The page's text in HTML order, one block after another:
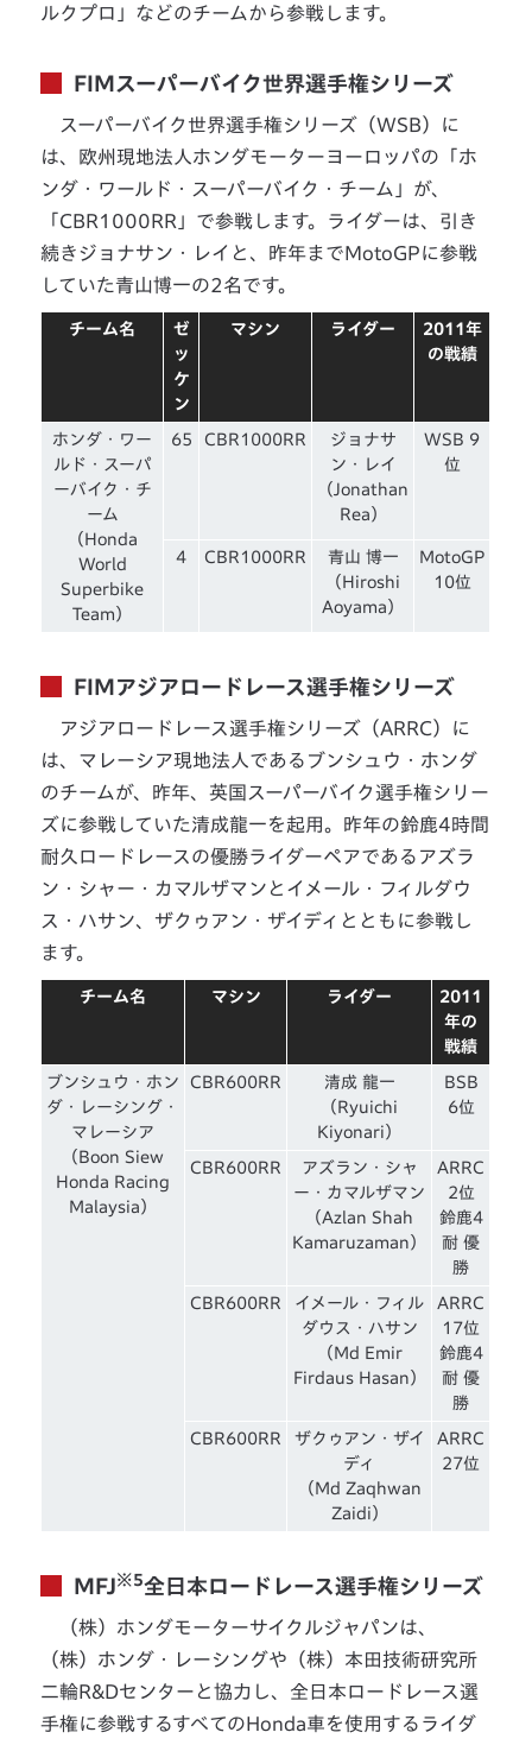
ルクプロ」などのチームから参戦します。
FIMスーパーバイク世界選手権シリーズ
スーパーバイク世界選手権シリーズ（WSB）に
は、欧州現地法人ホンダモーターヨーロッパの「ホ
ンダ・ワールド・スーパーバイク・チーム」が、
「CBR1000RR」で参戦します。ライダーは、引き
続きジョナサン・レイと、昨年までMotoGPに参戦
していた青山博一の2名です。
チーム名
ゼ
ッ
ケ
ン
マシン ライダー
2011年
の戦績
ホンダ・ワー
ルド・スーパ
ーバイク・チ
ーム
（Honda
World
Superbike
Team）
65 CBR1000RR
ジョナサ
ン・レイ
（Jonathan
Rea）
WSB 9
位
4 CBR1000RR
青山 博一
（Hiroshi
Aoyama）
MotoGP
10位
FIMアジアロードレース選手権シリーズ
アジアロードレース選手権シリーズ（ARRC）に
は、マレーシア現地法人であるブンシュウ・ホンダ
のチームが、昨年、英国スーパーバイク選手権シリー
ズに参戦していた清成龍一を起用。昨年の鈴鹿4時間
耐久ロードレースの優勝ライダーペアであるアズラ
ン・シャー・カマルザマンとイメール・フィルダウ
ス・ハサン、ザクゥアン・ザイディとともに参戦し
ます。
チーム名 マシン ライダー
2011
年の
戦績
ブンシュウ・ホン
ダ・レーシング・
マレーシア
（Boon Siew
Honda Racing
Malaysia）
CBR600RR
清成 龍一
（Ryuichi
Kiyonari）
BSB
6位
CBR600RR
アズラン・シャ
ー・カマルザマン
（Azlan Shah
Kamaruzaman）
ARRC
2位
鈴鹿4
耐 優
勝
CBR600RR
イメール・フィル
ダウス・ハサン
（Md Emir
Firdaus Hasan）
ARRC
17位
鈴鹿4
耐 優
勝
CBR600RR
ザクゥアン・ザイ
ディ
（Md Zaqhwan
Zaidi）
ARRC
27位
MFJ※5全日本ロードレース選手権シリーズ
（株）ホンダモーターサイクルジャパンは、
（株）ホンダ・レーシングや（株）本田技術研究所
二輪R&Dセンターと協力し、全日本ロードレース選
手権に参戦するすべてのHonda車を使用するライダ